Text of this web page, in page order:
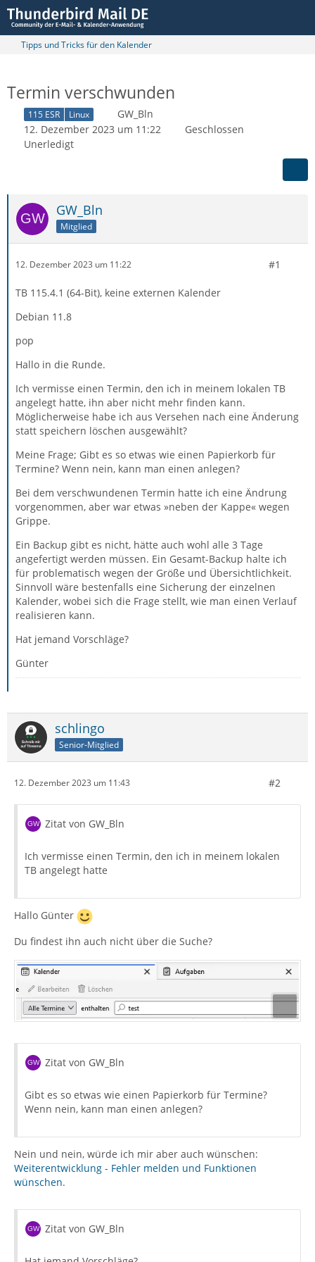
Tipps und Tricks für den Kalender
Termin verschwunden
115 ESR Linux
GW_Bln
12. Dezember 2023 um 11:22
Geschlossen
Unerledigt
GW_Bln
Mitglied
12. Dezember 2023 um 11:22 #1
TB 115.4.1 (64-Bit), keine externen Kalender
Debian 11.8
pop
Hallo in die Runde.
Ich vermisse einen Termin, den ich in meinem lokalen TB
angelegt hatte, ihn aber nicht mehr finden kann.
Möglicherweise habe ich aus Versehen nach eine Änderung
statt speichern löschen ausgewählt?
Meine Frage; Gibt es so etwas wie einen Papierkorb für
Termine? Wenn nein, kann man einen anlegen?
Bei dem verschwundenen Termin hatte ich eine Ändrung
vorgenommen, aber war etwas »neben der Kappe« wegen
Grippe.
Ein Backup gibt es nicht, hätte auch wohl alle 3 Tage
angefertigt werden müssen. Ein Gesamt-Backup halte ich
für problematisch wegen der Größe und Übersichtlichkeit.
Sinnvoll wäre bestenfalls eine Sicherung der einzelnen
Kalender, wobei sich die Frage stellt, wie man einen Verlauf
realisieren kann.
Hat jemand Vorschläge?
Günter
schlingo
Senior-Mitglied
12. Dezember 2023 um 11:43 #2
Zitat von GW_Bln
Ich vermisse einen Termin, den ich in meinem lokalen
TB angelegt hatte
Hallo Günter
Du findest ihn auch nicht über die Suche?
Zitat von GW_Bln
Gibt es so etwas wie einen Papierkorb für Termine?
Wenn nein, kann man einen anlegen?
Nein und nein, würde ich mir aber auch wünschen:
Weiterentwicklung - Fehler melden und Funktionen
wünschen.
Zitat von GW_Bln